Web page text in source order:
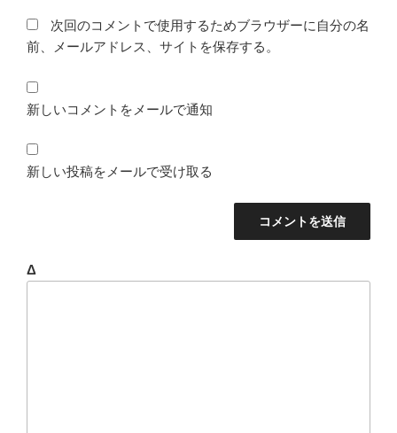
次回のコメントで使用するためブラウザーに自分の名
前、メールアドレス、サイトを保存する。
新しいコメントをメールで通知
新しい投稿をメールで受け取る
Δ